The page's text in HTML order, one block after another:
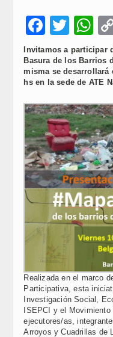
Invitamos a participar
Basura de los Barrios
misma se desarrollará
hs en la sede de ATE
Realizada en el marco
Participativa, esta
Investigación Social,
ISEPCI y el
ejecutores/as,
Arroyos y Cuadrillas de